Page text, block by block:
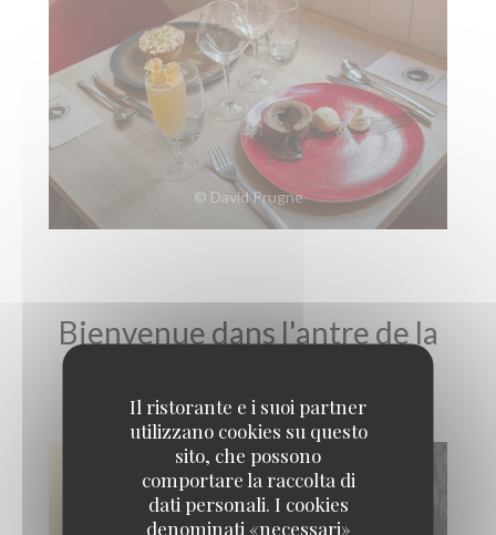
Il ristorante e i suoi partner
utilizzano cookies su questo
sito, che possono
comportare la raccolta di
dati personali. I cookies
denominati «necessari»
© David Prugne
Bienvenue dans l'antre de la